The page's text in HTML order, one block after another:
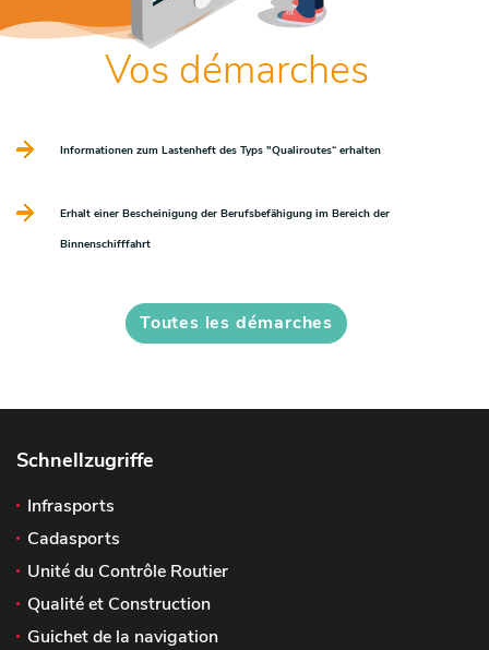
Vos démarches
Informationen zum Lastenheft des Typs "Qualiroutes“ erhalten
Erhalt einer Bescheinigung der Berufsbefähigung im Bereich der
Binnenschifffahrt
Toutes les démarches
Schnellzugriffe
Infrasports
Cadasports
Unité du Contrôle Routier
Qualité et Construction
Guichet de la navigation